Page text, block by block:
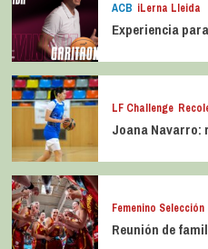
ACB iLerna Lleida
Experiencia
LF Challenge
Joana Navarro:
Femenino Selección
Reunión de